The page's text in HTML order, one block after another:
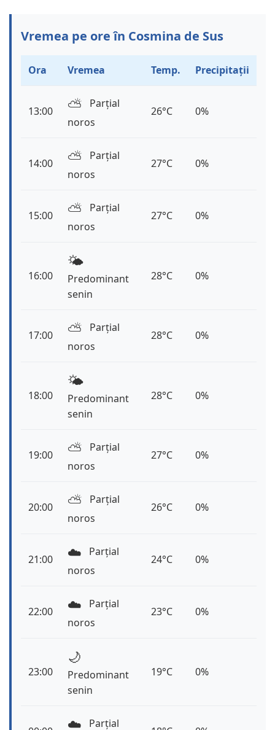
Vremea pe ore în Cosmina de Sus
Ora Vremea Temp. Precipitații
13:00 ⛅️
Parțial
noros
26°C 0%
14:00 ⛅️
Parțial
noros
27°C 0%
15:00 ⛅️
Parțial
noros
27°C 0%
16:00
🌤️
Predominant
senin
28°C 0%
17:00 ⛅️
Parțial
noros
28°C 0%
18:00
🌤️
Predominant
senin
28°C 0%
19:00 ⛅️
Parțial
noros
27°C 0%
20:00 ⛅️
Parțial
noros
26°C 0%
21:00 ☁️
Parțial
noros
24°C 0%
22:00 ☁️
Parțial
noros
23°C 0%
23:00
🌙
Predominant
senin
19°C 0%
☁️ Parțial